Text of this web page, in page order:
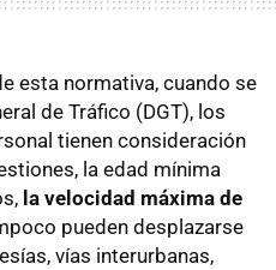
esta normativa, cuando se
de Tráfico (DGT), los
tienen consideración
la edad mínima
la velocidad máxima de
pueden desplazarse
vías interurbanas,